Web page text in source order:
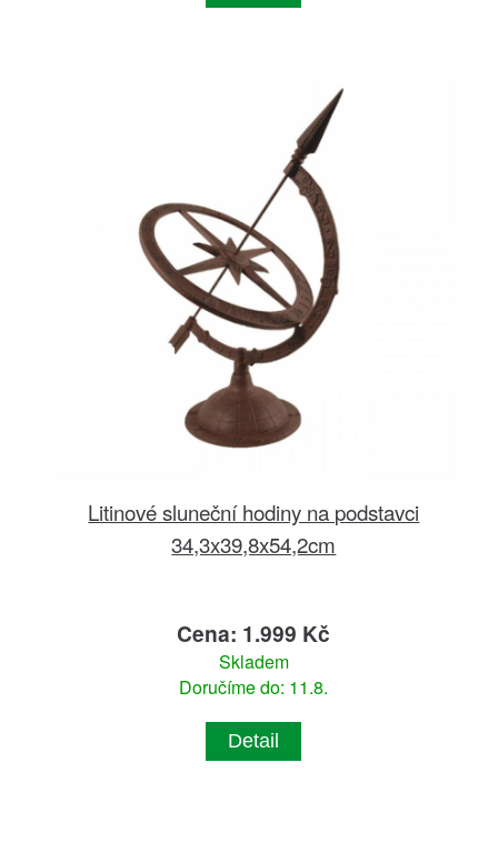
Litinové sluneční hodiny na podstavci
34,3x39,8x54,2cm
Cena: 1.999 Kč
Skladem
Doručíme do: 11.8.
Detail